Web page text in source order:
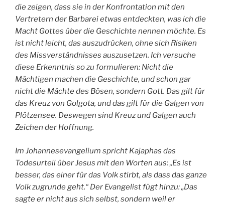
die zeigen, dass sie in der Konfrontation mit den
Vertretern der Barbarei etwas entdeckten, was ich die
Macht Gottes über die Geschichte nennen möchte. Es
ist nicht leicht, das auszudrücken, ohne sich Risiken
des Missverständnisses auszusetzen. Ich versuche
diese Erkenntnis so zu formulieren: Nicht die
Mächtigen machen die Geschichte, und schon gar
nicht die Mächte des Bösen, sondern Gott. Das gilt für
das Kreuz von Golgota, und das gilt für die Galgen von
Plötzensee. Deswegen sind Kreuz und Galgen auch
Zeichen der Hoffnung.
Im Johannesevangelium spricht Kajaphas das
Todesurteil über Jesus mit den Worten aus: „Es ist
besser, das einer für das Volk stirbt, als dass das ganze
Volk zugrunde geht.“ Der Evangelist fügt hinzu: „Das
sagte er nicht aus sich selbst, sondern weil er